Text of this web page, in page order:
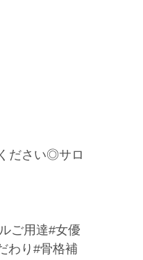
ださい◎サロ
ご用達#女優
わり#骨格補